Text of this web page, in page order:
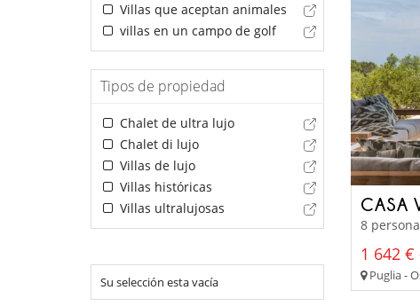
Villas que aceptan animales
villas en un campo de golf
Tipos de propiedad
Chalet de ultra lujo
Chalet di lujo
Villas de lujo
Villas históricas
Villas ultralujosas
Su selección esta vacía
CASA
8
1 642 €
Puglia -